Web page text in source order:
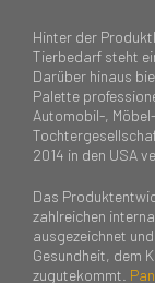
Hinter der
Tierbedarf steht
Darüber hinaus
Palette
Automobil-,
2014 in den USA
Das
zahlreichen
ausgezeichnet
Gesundheit, dem
zugutekommt.